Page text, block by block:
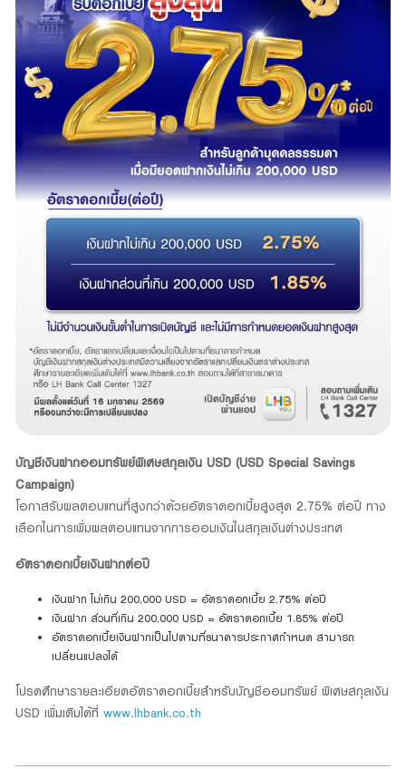
บัญชีเงินฝากออมทรัพย์พิเศษสกุลเงิน USD (USD Special Savings
Campaign)
โอกาสรับผลตอบแทนที่สูงกว่าด้วยอัตราดอกเบี้ยสูงสุด 2.75% ต่อปี ทาง
เลือกในการเพิ่มผลตอบแทนจากการออมเงินในสกุลเงินต่างประเทศ
อัตราดอกเบี้ยเงินฝากต่อปี
เงินฝาก ไม่เกิน 200,000 USD = อัตราดอกเบี้ย 2.75% ต่อปี
เงินฝาก ส่วนที่เกิน 200,000 USD = อัตราดอกเบี้ย 1.85% ต่อปี
อัตราดอกเบี้ยเงินฝากเป็นไปตามที่ธนาคารประกาศกำหนด สามารถ
เปลี่ยนแปลงได้
โปรดศึกษารายละเอียดอัตราดอกเบี้ยสำหรับบัญชีออมทรัพย์ พิเศษสกุลเงิน
USD เพิ่มเติมได้ที่ www.lhbank.co.th